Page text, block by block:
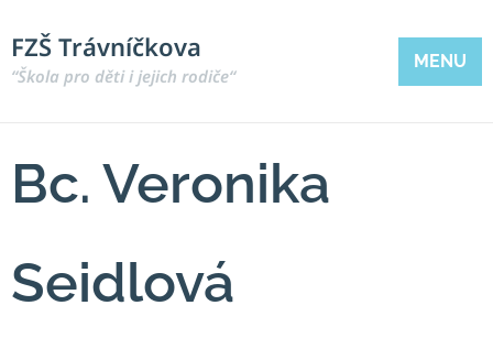
FZŠ Trávníčkova
“Škola pro děti i jejich rodiče“
MENU
Bc. Veronika
Seidlová